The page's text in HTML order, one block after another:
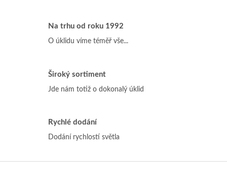
c
p
v
u
n
Na trhu od roku 1992
O úklidu víme téměř vše...
Široký sortiment
Jde nám totiž o dokonalý úklid
Rychlé dodání
Dodání rychlostí světla